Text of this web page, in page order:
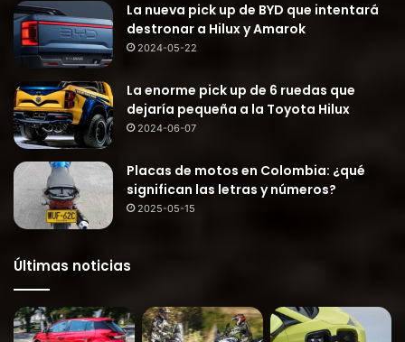
La nueva pick up de BYD que intentará
destronar a Hilux y Amarok
2024-05-22
La enorme pick up de 6 ruedas que
dejaría pequeña a la Toyota Hilux
2024-06-07
Placas de motos en Colombia: ¿qué
significan las letras y números?
2025-05-15
Últimas noticias